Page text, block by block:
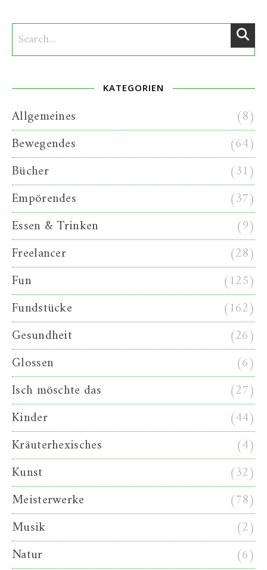
KATEGORIEN
Allgemeines
(8)
Bewegendes
(64)
Bücher
(31)
Empörendes
(37)
Essen & Trinken
(9)
Freelancer
(28)
Fun
(125)
Fundstücke
(162)
Gesundheit
(26)
Glossen
(6)
Isch möschte das
(27)
Kinder
(44)
Kräuterhexisches
(4)
Kunst
(32)
Meisterwerke
(78)
Musik
(2)
Natur
(6)